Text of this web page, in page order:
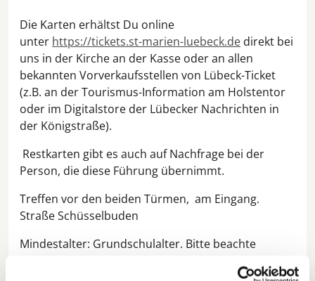
Die Karten erhältst Du online
unter https://tickets.st-marien-luebeck.de direkt bei
uns in der Kirche an der Kasse oder an allen
bekannten Vorverkaufsstellen von Lübeck-Ticket
(z.B. an der Tourismus-Information am Holstentor
oder im Digitalstore der Lübecker Nachrichten in
der Königstraße).
Restkarten gibt es auch auf Nachfrage bei der
Person, die diese Führung übernimmt.
Treffen vor den beiden Türmen, am Eingang.
Straße Schüsselbuden
Mindestalter: Grundschulalter. Bitte beachte